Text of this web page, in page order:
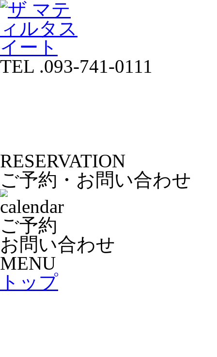
TEL .093-741-0111
RESERVATION
ご予約・お問い合わせ
ご予約
お問い合わせ
MENU
トップ